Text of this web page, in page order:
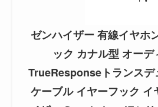
ゼンハイザー 有線イヤホ
ック カナル型 オー
TrueResponseトランスデ
ケーブル イヤーフック イ